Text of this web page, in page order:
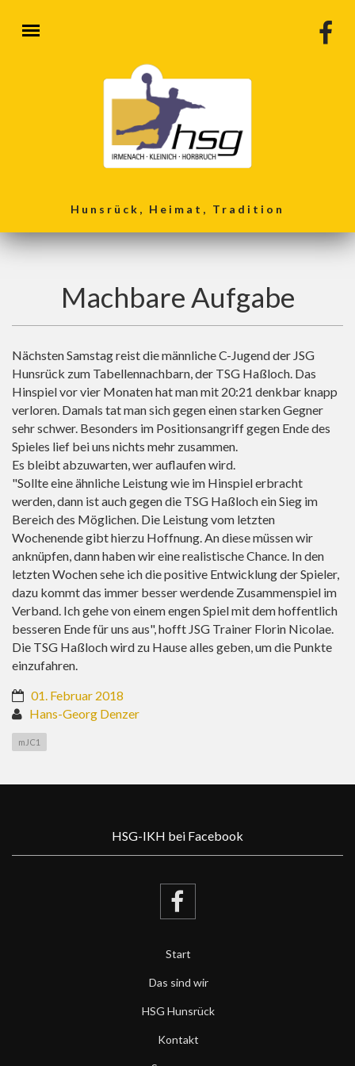
Hunsrück, Heimat, Tradition
Machbare Aufgabe
Nächsten Samstag reist die männliche C-Jugend der JSG
Hunsrück zum Tabellennachbarn, der TSG Haßloch. Das
Hinspiel vor vier Monaten hat man mit 20:21 denkbar knapp
verloren. Damals tat man sich gegen einen starken Gegner
sehr schwer. Besonders im Positionsangriff gegen Ende des
Spieles lief bei uns nichts mehr zusammen.
Es bleibt abzuwarten, wer auflaufen wird.
"Sollte eine ähnliche Leistung wie im Hinspiel erbracht
werden, dann ist auch gegen die TSG Haßloch ein Sieg im
Bereich des Möglichen. Die Leistung vom letzten
Wochenende gibt hierzu Hoffnung. An diese müssen wir
anknüpfen, dann haben wir eine realistische Chance. In den
letzten Wochen sehe ich die positive Entwicklung der Spieler,
dazu kommt das immer besser werdende Zusammenspiel im
Verband. Ich gehe von einem engen Spiel mit dem hoffentlich
besseren Ende für uns aus", hofft JSG Trainer Florin Nicolae.
Die TSG Haßloch wird zu Hause alles geben, um die Punkte
einzufahren.
01. Februar 2018
Hans-Georg Denzer
mJC1
HSG-IKH bei Facebook
Start
Das sind wir
HSG Hunsrück
Kontakt